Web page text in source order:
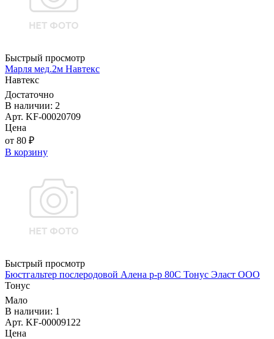
Быстрый просмотр
Марля мед.2м Навтекс
Навтекс
Достаточно
В наличии: 2
Арт. KF-00020709
Цена
от 80 ₽
В корзину
Быстрый просмотр
Бюстгальтер послеродовой Алена р-р 80С Тонус Эласт ООО
Тонус
Мало
В наличии: 1
Арт. KF-00009122
Цена